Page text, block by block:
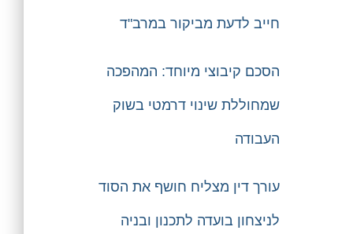
חייב לדעת מביקור במרב"ד
הסכם קיבוצי מיוחד: המהפכה
שמחוללת שינוי דרמטי בשוק
העבודה
עורך דין מצליח חושף את הסוד
לניצחון בועדה לתכנון ובניה